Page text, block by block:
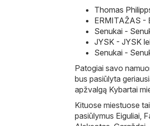
Thomas
ERMITAŽAS -
Senukai -
JYSK - JYSK
Senukai -
Patogiai savo
bus pasiūlyta
apžvalgą Kybartai
Kituose miestuose
pasiūlymus Eiguliai,